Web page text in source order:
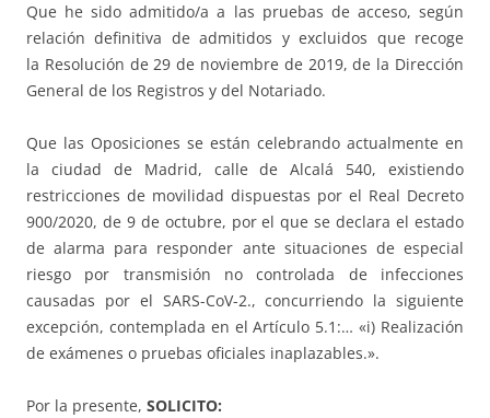
Que he sido admitido/a a las pruebas de acceso, según
relación definitiva de admitidos y excluidos que recoge
la Resolución de 29 de noviembre de 2019, de la Dirección
General de los Registros y del Notariado.
Que las Oposiciones se están celebrando actualmente en
la ciudad de Madrid, calle de Alcalá 540, existiendo
restricciones de movilidad dispuestas por el Real Decreto
900/2020, de 9 de octubre, por el que se declara el estado
de alarma para responder ante situaciones de especial
riesgo por transmisión no controlada de infecciones
causadas por el SARS-CoV-2., concurriendo la siguiente
excepción, contemplada en el Artículo 5.1:… «i) Realización
de exámenes o pruebas oficiales inaplazables.».
Por la presente, SOLICITO: